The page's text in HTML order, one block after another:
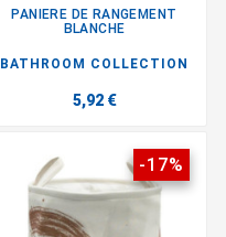
PANIERE DE RANGEMENT
BLANCHE
BATHROOM COLLECTION
5,92 €
-17%